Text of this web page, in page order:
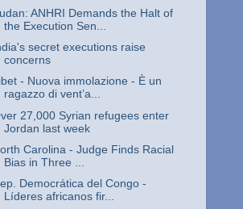
ANHRI Demands the Halt of
the Execution Sen...
secret executions raise
concerns
- Nuova immolazione - È un
ragazzo di vent’a...
27,000 Syrian refugees enter
Jordan last week
Carolina - Judge Finds Racial
Bias in Three ...
Democrática del Congo -
Líderes africanos fir...